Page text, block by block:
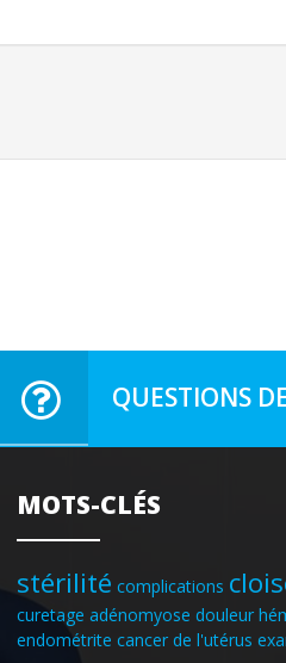
QUESTIONS
MOTS-CLÉS
stérilité complications
curetage adénomyose douleur
endométrite cancer de l'utérus